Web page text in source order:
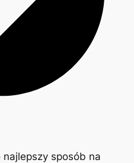
sposób na